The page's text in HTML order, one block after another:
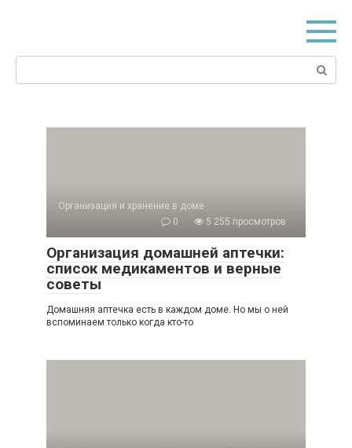
Организация и хранение в доме
0
5 255 просмотров
Организация домашней аптечки:
список медикаментов и верные
советы
Домашняя аптечка есть в каждом доме. Но мы о ней
вспоминаем только когда кто-то